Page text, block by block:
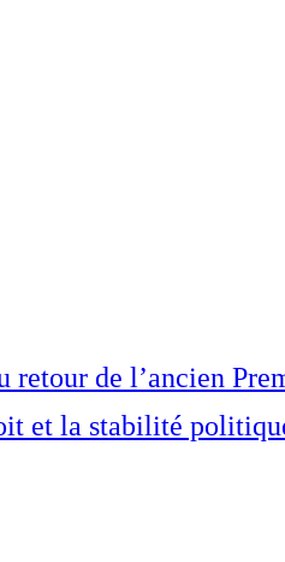
retour de l’ancien
et la stabilité